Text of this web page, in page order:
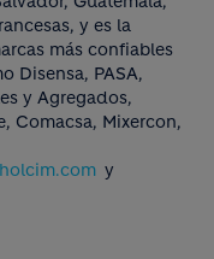
y es la
más confiables
Disensa, PASA,
y Agregados,
Comacsa, Mixercon,
y